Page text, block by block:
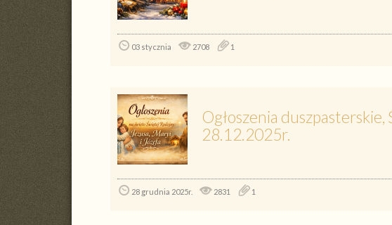
03 stycznia 2708 1
Ogłoszenia
28.12.2025r.
28 grudnia 2025r. 2831 1